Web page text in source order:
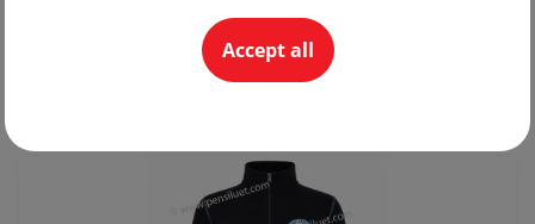
19.56 lv
10.00 €
Accept all